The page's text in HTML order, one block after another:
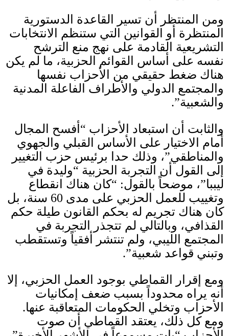
ومن المنتظر أن تسير القاعدة الدستورية
المنتظرة أو القوانين التي ستنظم الانتخابات
التشريعية القادمة على نهج منع الترشح
نفسه على أساس القوائم الحزبية، ما لم يكن
هناك ضغط حقيقي من الأحزاب نفسها
والمجتمع الدولي والأطراف الفاعلة المدنية
والشعبية”.
والثابت أن استبعاد الأحزاب “أفسح المجال
أمام الاختيار على الأساس القبلي والجهوي
والمناطقي”، وذلك حدا برئيس حزب التغيير
إلى القول أن التجربة الحزبية “وليدة في
ليببا”، موضحاً بالقول: “كان هناك انقطاع
وتغييب للعمل الحزبي على مدى 60 سنة، بل
كان هناك تجريم له بحكم القانون طيلة حكم
القذافي، وبالتالي لم تتجذر التجربة في
المجتمع الليبي، ولم تنتشر أفقياً وتستقطب
وتبني قواعد شعبية”.
ومع إقرار القماطي بوجود العمل الحزبي، إلا
أنه يراه محدوداً بسبب ضعف إمكانيات
الأحزاب وتخلي الحكومات المتعاقبة عنها.
ومع كل ذلك، يعتقد القماطي أن صوت